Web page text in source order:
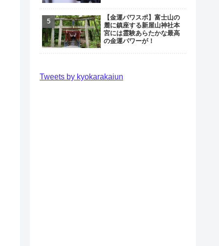
【金運パワスポ】富士山の
麓に鎮座する新屋山神社本
宮には霊験あらたかな最高
の金運パワーが！
Tweets by kyokarakaiun